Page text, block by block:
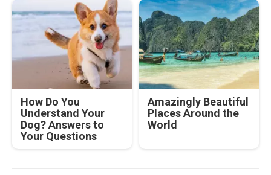
How Do You
Understand Your
Dog? Answers to
Your Questions
Amazingly Beautiful
Places Around the
World